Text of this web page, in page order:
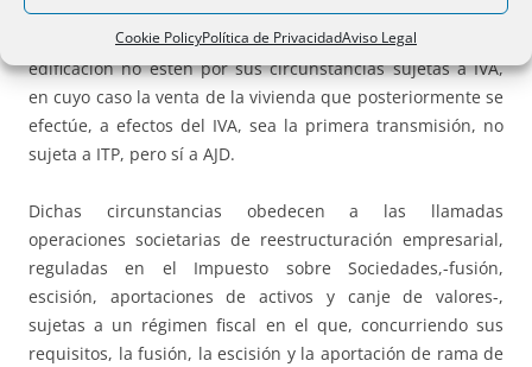
Cookie PolicyPolítica de PrivacidadAviso Legal
no ante una primera transmisión a efectos del IVA, pues es
posible que la anterior transmisión civil o todas desde la
edificación no estén por sus circunstancias sujetas a IVA,
en cuyo caso la venta de la vivienda que posteriormente se
efectúe, a efectos del IVA, sea la primera transmisión, no
sujeta a ITP, pero sí a AJD.
Dichas circunstancias obedecen a las llamadas
operaciones societarias de reestructuración empresarial,
reguladas en el Impuesto sobre Sociedades,-fusión,
escisión, aportaciones de activos y canje de valores-,
sujetas a un régimen fiscal en el que, concurriendo sus
requisitos, la fusión, la escisión y la aportación de rama de